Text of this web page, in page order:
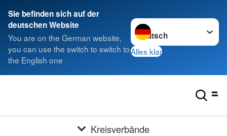
Sie befinden sich auf der
deutschen Website
You are on the German website,
you can use the switch to switch to
the English one
Sprache wechseln zu
Alles klar
Kreisverbände